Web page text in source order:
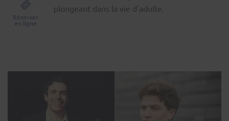
plongeant dans la vie d'adulte.
Réserver
en ligne